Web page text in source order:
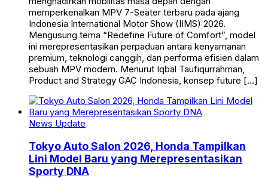
memperkenalkan MPV 7-Seater terbaru pada ajang
Indonesia International Motor Show (IIMS) 2026.
Mengusung tema “Redefine Future of Comfort”, model
ini merepresentasikan perpaduan antara kenyamanan
premium, teknologi canggih, dan performa efisien dalam
sebuah MPV modern. Menurut Iqbal Taufiqurrahman,
Product and Strategy GAC Indonesia, konsep future […]
News Update
Tokyo Auto Salon 2026, Honda Tampilkan
Lini Model Baru yang Merepresentasikan
Sporty DNA